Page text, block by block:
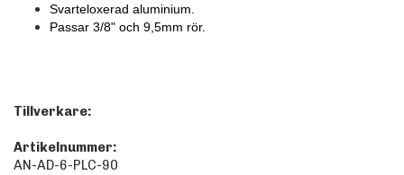
Svarteloxerad aluminium.
Passar 3/8" och 9,5mm rör.
Tillverkare:
Artikelnummer:
AN-AD-6-PLC-90